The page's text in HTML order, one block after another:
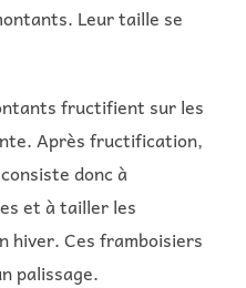
Leur taille se
fructifient sur les
Après fructification,
donc à
et à tailler les
hiver. Ces framboisiers
palissage.